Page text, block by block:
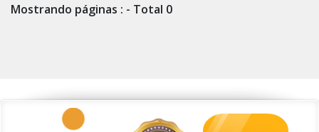
Mostrando páginas : - Total 0